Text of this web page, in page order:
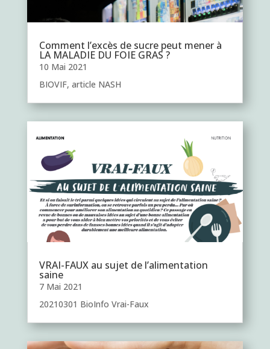
Comment l’excès de sucre peut mener à
LA MALADIE DU FOIE GRAS ?
10 Mai 2021
BIOVIF, article NASH
VRAI-FAUX au sujet de l’alimentation
saine
7 Mai 2021
20210301 BioInfo Vrai-Faux